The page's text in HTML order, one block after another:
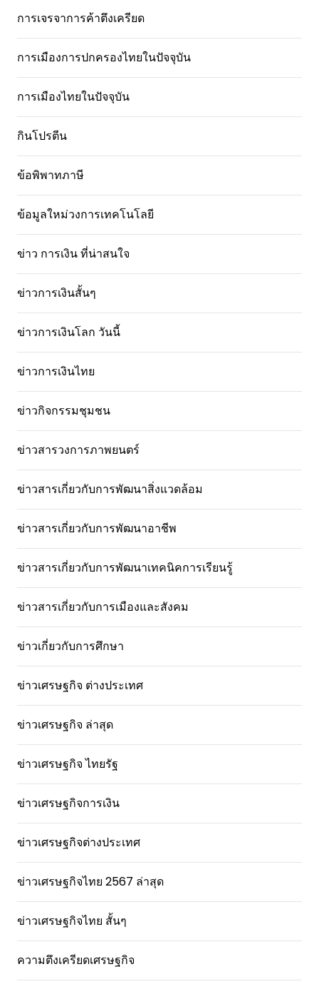
การเจรจาการค้าตึงเครียด
การเมืองการปกครองไทยในปัจจุบัน
การเมืองไทยในปัจจุบัน
กินโปรตีน
ข้อพิพาทภาษี
ข้อมูลใหม่วงการเทคโนโลยี
ข่าว การเงิน ที่น่าสนใจ
ข่าวการเงินสั้นๆ
ข่าวการเงินโลก วันนี้
ข่าวการเงินไทย
ข่าวกิจกรรมชุมชน
ข่าวสารวงการภาพยนตร์
ข่าวสารเกี่ยวกับการพัฒนาสิ่งแวดล้อม
ข่าวสารเกี่ยวกับการพัฒนาอาชีพ
ข่าวสารเกี่ยวกับการพัฒนาเทคนิคการเรียนรู้
ข่าวสารเกี่ยวกับการเมืองและสังคม
ข่าวเกี่ยวกับการศึกษา
ข่าวเศรษฐกิจ ต่างประเทศ
ข่าวเศรษฐกิจ ล่าสุด
ข่าวเศรษฐกิจ ไทยรัฐ
ข่าวเศรษฐกิจการเงิน
ข่าวเศรษฐกิจต่างประเทศ
ข่าวเศรษฐกิจไทย 2567 ล่าสุด
ข่าวเศรษฐกิจไทย สั้นๆ
ความตึงเครียดเศรษฐกิจ